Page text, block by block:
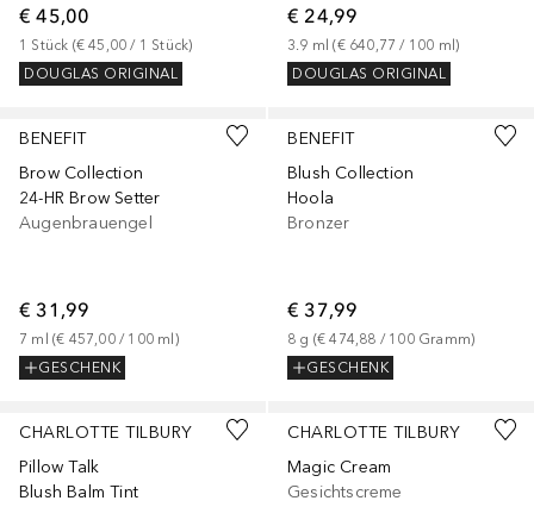
€ 45,00
1 Stück (€ 45,00 / 1 Stück)
DOUGLAS ORIGINAL
€ 24,99
3.9 ml (€ 640,77 / 100 ml)
DOUGLAS ORIGINAL
BENEFIT
Brow Collection
24-HR Brow Setter
Augenbrauengel
€ 31,99
7 ml (€ 457,00 / 100 ml )
GESCHENK
BENEFIT
Blush Collection
Hoola
Bronzer
€ 37,99
8 g (€ 474,88 / 100 Gramm)
GESCHENK
+4
CHARLOTTE TILBURY
Pillow Talk
Blush Balm Tint
+3
CHARLOTTE TILBURY
Magic Cream
Gesichtscreme